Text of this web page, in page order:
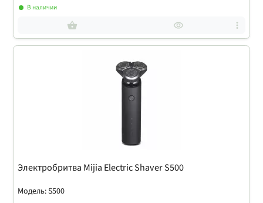
В наличии
Электробритва Mijia Electric Shaver S500
Модель: S500